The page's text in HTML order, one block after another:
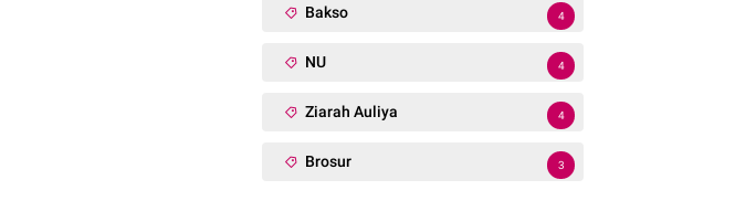
Bakso 4
NU 4
Ziarah Auliya 4
Brosur 3